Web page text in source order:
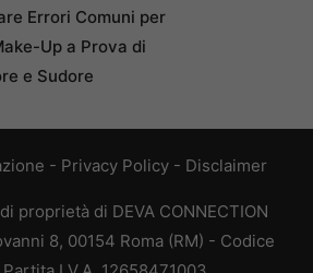
Errori Comuni per
Up a Prova di
e Sudore
- Privacy Policy - Disclaimer
proprietà di DEVA CONNECTION
8, 00154 Roma (RM) - Codice